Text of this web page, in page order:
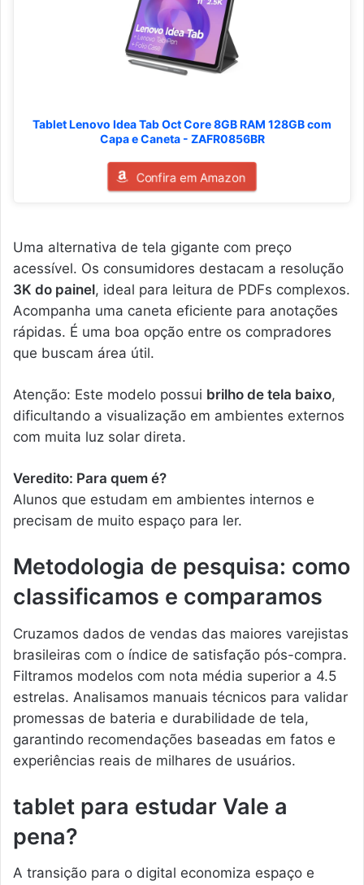
Tablet Lenovo Idea Tab Oct Core 8GB RAM 128GB com
Capa e Caneta - ZAFR0856BR
Confira em Amazon
Uma alternativa de tela gigante com preço
acessível. Os consumidores destacam a resolução
3K do painel, ideal para leitura de PDFs complexos.
Acompanha uma caneta eficiente para anotações
rápidas. É uma boa opção entre os compradores
que buscam área útil.
Atenção: Este modelo possui brilho de tela baixo,
dificultando a visualização em ambientes externos
com muita luz solar direta.
Veredito: Para quem é?
Alunos que estudam em ambientes internos e
precisam de muito espaço para ler.
Metodologia de pesquisa: como
classificamos e comparamos
Cruzamos dados de vendas das maiores varejistas
brasileiras com o índice de satisfação pós-compra.
Filtramos modelos com nota média superior a 4.5
estrelas. Analisamos manuais técnicos para validar
promessas de bateria e durabilidade de tela,
garantindo recomendações baseadas em fatos e
experiências reais de milhares de usuários.
tablet para estudar Vale a
pena?
A transição para o digital economiza espaço e